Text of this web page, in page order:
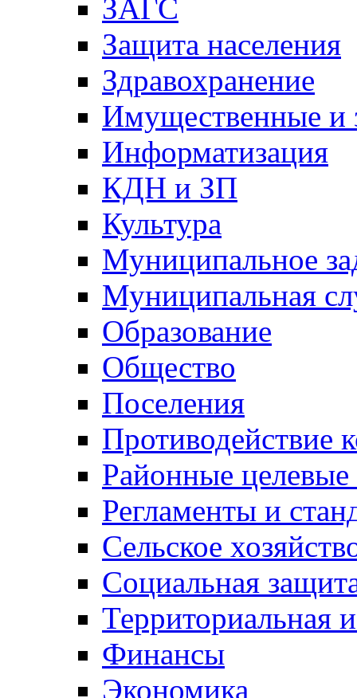
ЗАГС
Защита населения
Здравохранение
Имущественные и
Информатизация
КДН и ЗП
Культура
Муниципальное
Муниципальная
Образование
Общество
Поселения
Противодействие
Районные
Регламенты и
Сельское
Социальная
Территориальная
Финансы
Экономика